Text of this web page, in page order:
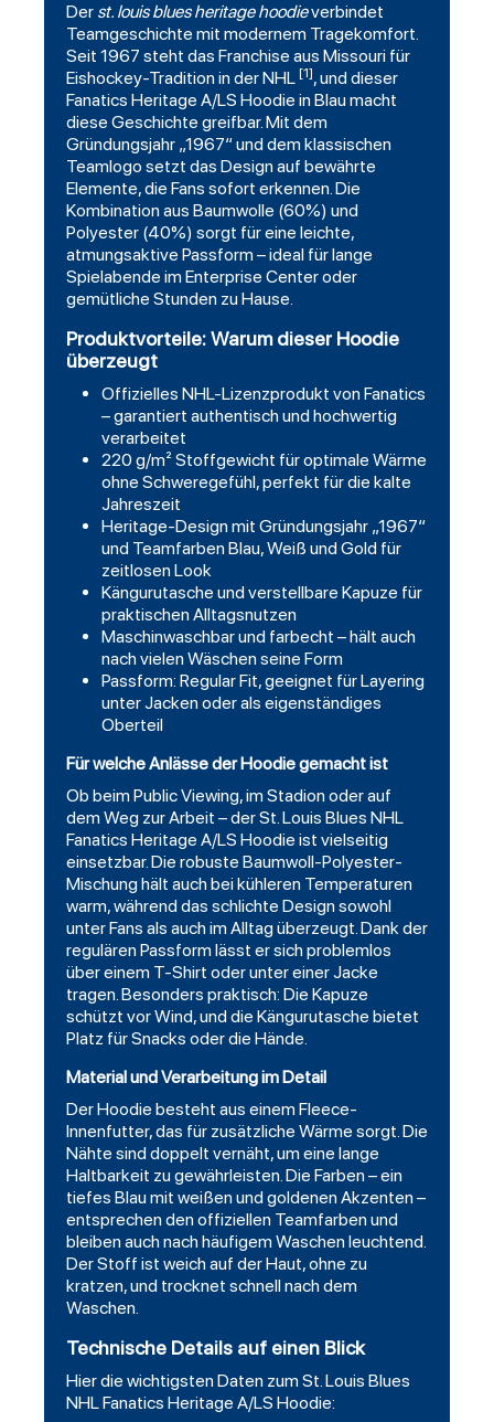
Der st. louis bluesheritage hoodieverbindet
Teamgeschichte mit modernem Tragekomfort.
Seit 1967 steht das Franchise aus Missouri für
Eishockey-Tradition in der NHL [1], und dieser
Fanatics Heritage A/LS Hoodie in Blau macht
diese Geschichte greifbar. Mit dem
Gründungsjahr „1967“ und dem klassischen
Teamlogo setzt das Design auf bewährte
Elemente, die Fans sofort erkennen. Die
Kombination aus Baumwolle (60%) und
Polyester (40%) sorgt für eine leichte,
atmungsaktive Passform – ideal für lange
Spielabende im Enterprise Center oder
gemütliche Stunden zu Hause.
Produktvorteile: Warum dieser Hoodie
überzeugt
Offizielles NHL-Lizenzprodukt von Fanatics
– garantiert authentisch und hochwertig
verarbeitet
220 g/m² Stoffgewicht für optimale Wärme
ohne Schweregefühl, perfekt für die kalte
Jahreszeit
Heritage-Design mit Gründungsjahr „1967“
und Teamfarben Blau, Weiß und Gold für
zeitlosen Look
Kängurutasche und verstellbare Kapuze für
praktischen Alltagsnutzen
Maschinwaschbar und farbecht – hält auch
nach vielen Wäschen seine Form
Passform: Regular Fit, geeignet für Layering
unter Jacken oder als eigenständiges
Oberteil
Für welche Anlässe der Hoodie gemacht ist
Ob beim Public Viewing, im Stadion oder auf
dem Weg zur Arbeit – derSt. Louis Blues NHL
Fanatics Heritage A/LS Hoodie ist vielseitig
einsetzbar. Die robuste Baumwoll-Polyester-
Mischung hält auch bei kühleren Temperaturen
warm, während das schlichte Design sowohl
unter Fans als auch im Alltag überzeugt. Dank der
regulären Passform lässt er sich problemlos
über einem T-Shirt oder unter einer Jacke
tragen. Besonders praktisch: Die Kapuze
schützt vor Wind, und die Kängurutasche bietet
Platz für Snacks oder die Hände.
Material und Verarbeitung im Detail
Der Hoodie besteht aus einem Fleece-
Innenfutter, das für zusätzliche Wärme sorgt. Die
Nähte sind doppelt vernäht, um eine lange
Haltbarkeit zu gewährleisten. Die Farben – ein
tiefes Blau mit weißen und goldenen Akzenten –
entsprechen den offiziellen Teamfarben und
bleiben auch nach häufigem Waschen leuchtend.
Der Stoff ist weich auf der Haut, ohne zu
kratzen, und trocknet schnell nach dem
Waschen.
Technische Details auf einen Blick
Hier die wichtigsten Daten zum St. Louis Blues
NHL Fanatics Heritage A/LS Hoodie: